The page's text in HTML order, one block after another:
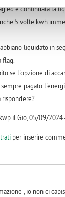
ed è continuata la
5 volte kwh
liquidato in
flag.
se l'opzione di
pagato
rispondere?
il Gio, 05/09/2024
per inserire
, io non ci